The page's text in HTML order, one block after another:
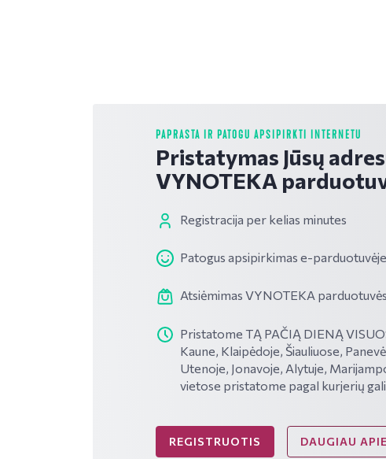
PAPRASTA IR PATOGU APSIPIRKTI INTERNETU
Pristatymas Jūsų
VYNOTEKA
Registracija per kelias minutes
Patogus apsipirkimas e-parduotuvėje
Atsiėmimas VYNOTEKA
Pristatome TĄ PAČIĄ DIENĄ
Kaune, Klaipėdoje, Šiauliuose,
Utenoje, Jonavoje, Alytuje,
vietose pristatome pagal kurjerių
REGISTRUOTIS DAUGIAU